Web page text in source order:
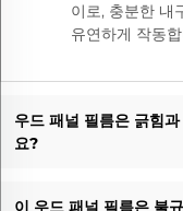
이로, 충분한 내
유연하게 작동
우드 패널 필름은 긁힘
요?
이 우드 패널 필름은 불